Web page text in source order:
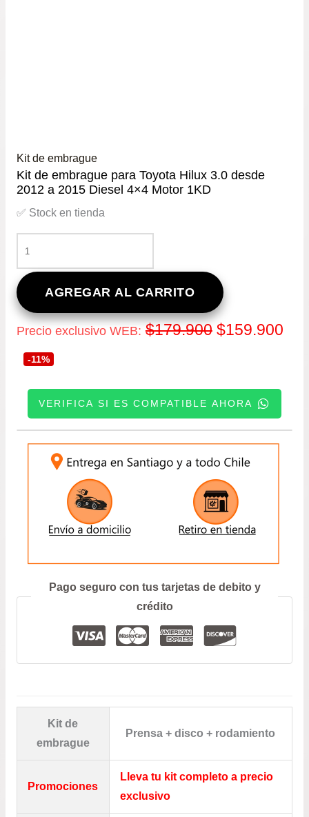
Kit de embrague
Kit de embrague para Toyota Hilux 3.0 desde
2012 a 2015 Diesel 4×4 Motor 1KD
✅ Stock en tienda
DE
EMBRAGUE
PARA
TOYOTA
HILUX
3.0
2012
2015
DIESEL
4X4
CANTIDAD
AGREGAR AL CARRITO
Precio exclusivo WEB: $179.900 El
original
era:
$179.900.
$159.900El
-11%
VERIFICA SI ES COMPATIBLE AHORA
Pago seguro con tus tarjetas de debito y
crédito
Kit de
embrague
Prensa + disco + rodamiento
Promociones
Lleva tu kit completo a precio
exclusivo